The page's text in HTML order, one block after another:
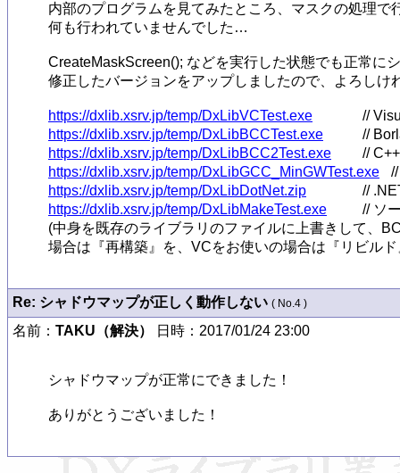
内部のプログラムを見てみたところ、マスクの処理で
何も行われていませんでした…
CreateMaskScreen(); などを実行した状態でも正常に
修正したバージョンをアップしましたので、よろしけ
https://dxlib.xsrv.jp/temp/DxLibVCTest.exe
https://dxlib.xsrv.jp/temp/DxLibBCCTest.exe
https://dxlib.xsrv.jp/temp/DxLibBCC2Test.exe
https://dxlib.xsrv.jp/temp/DxLibGCC_MinGWTest.exe
https://dxlib.xsrv.jp/temp/DxLibDotNet.zip
https://dxlib.xsrv.jp/temp/DxLibMakeTest.exe
// ソ
(中身を既存のライブラリのファイルに上書きして、
場合は『再構築』を、VCをお使いの場合は『リビル
Re: シャドウマップが正しく動作しない ( No.4 )
名前： TAKU（解決） 日時：2017/01/24 23:00
シャドウマップが正常にできました！
ありがとうございました！